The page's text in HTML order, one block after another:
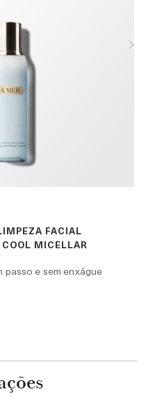
FACIAL
MICELLAR
passo e sem enxágue